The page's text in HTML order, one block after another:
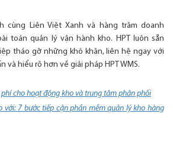
cùng Liên Việt Xanh và hàng trăm doanh
toán quản lý vận hành kho. HPT luôn sẵn
tháo gỡ những khó khăn, liên hệ ngay với
và hiểu rõ hơn về giải pháp HPT WMS.
cho hoạt động kho và trung tâm phân phối
với: 7 bước tiếp cận phần mềm quản lý kho hàng